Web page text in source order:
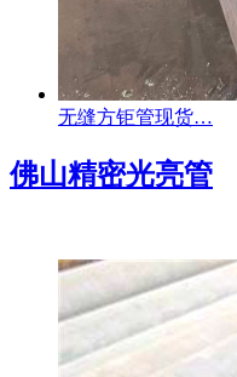
无缝方钜管现货…
佛山精密光亮管